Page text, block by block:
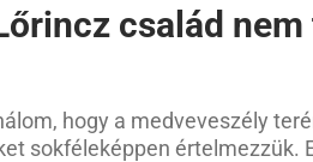
család
hogy a medveveszély
sokféleképpen értelmezzük.